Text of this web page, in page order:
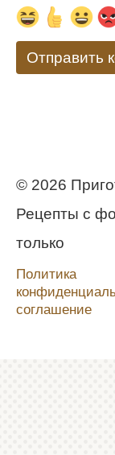
© 2026
Рецепты с
только
Политика
соглашение